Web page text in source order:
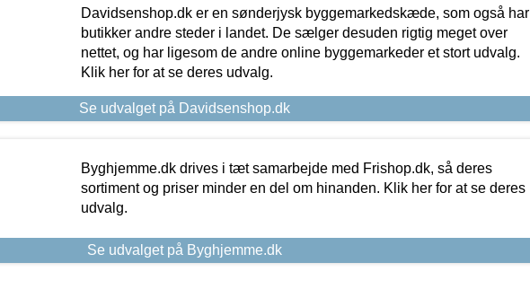
Davidsenshop.dk er en sønderjysk byggemarkedskæde, som også har
butikker andre steder i landet. De sælger desuden rigtig meget over
nettet, og har ligesom de andre online byggemarkeder et stort udvalg.
Klik her for at se deres udvalg.
Se udvalget på Davidsenshop.dk
Byghjemme.dk drives i tæt samarbejde med Frishop.dk, så deres
sortiment og priser minder en del om hinanden. Klik her for at se deres
udvalg.
Se udvalget på Byghjemme.dk